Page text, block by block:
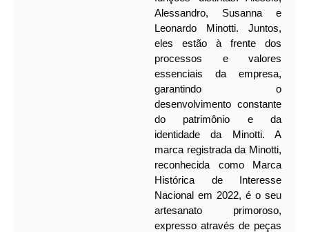
Alessandro, Susanna e
Leonardo Minotti. Juntos,
eles estão à frente dos
processos e valores
essenciais da empresa,
garantindo o
desenvolvimento constante
do patrimônio e da
identidade da Minotti. A
marca registrada da Minotti,
reconhecida como Marca
Histórica de Interesse
Nacional em 2022, é o seu
artesanato primoroso,
expresso através de peças